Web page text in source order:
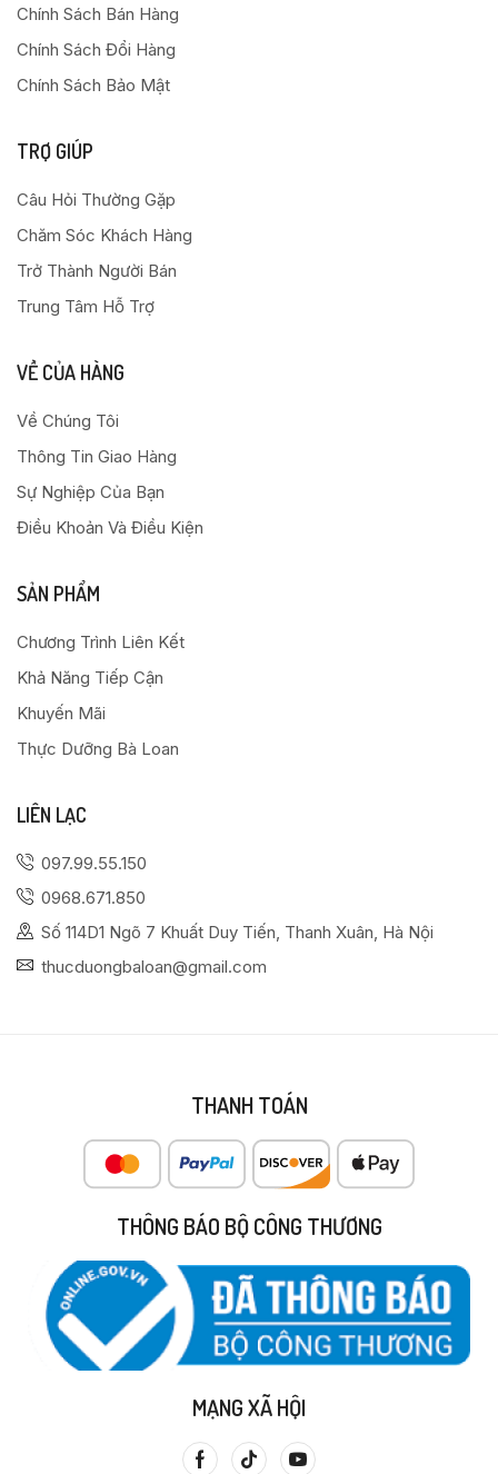
Chính Sách Bán Hàng
Chính Sách Đổi Hàng
Chính Sách Bảo Mật
TRỢ GIÚP
Câu Hỏi Thường Gặp
Chăm Sóc Khách Hàng
Trở Thành Người Bán
Trung Tâm Hỗ Trợ
VỀ CỦA HÀNG
Về Chúng Tôi
Thông Tin Giao Hàng
Sự Nghiệp Của Bạn
Điều Khoản Và Điều Kiện
SẢN PHẨM
Chương Trình Liên Kết
Khả Năng Tiếp Cận
Khuyến Mãi
Thực Dưỡng Bà Loan
LIÊN LẠC
097.99.55.150
0968.671.850
Số 114D1 Ngõ 7 Khuất Duy Tiến, Thanh Xuân, Hà Nội
thucduongbaloan@gmail.com
THANH TOÁN
THÔNG BÁO BỘ CÔNG THƯƠNG
MẠNG XÃ HỘI